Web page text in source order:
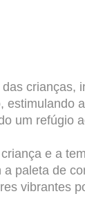
crianças,
um refúgio
e a
paleta de
vibrantes